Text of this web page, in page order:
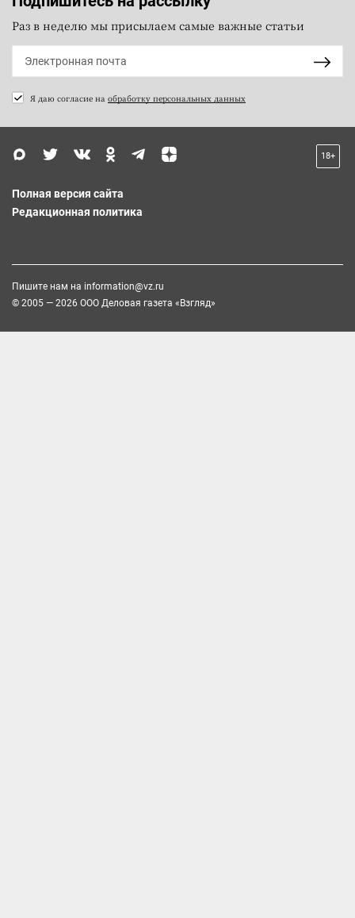
Раз в неделю мы присылаем самые важные статьи
Я даю согласие на обработку персональных данных
18+
Полная версия сайта
Редакционная политика
Пишите нам на information@vz.ru
© 2005 — 2026 ООО Деловая газета «Взгляд»